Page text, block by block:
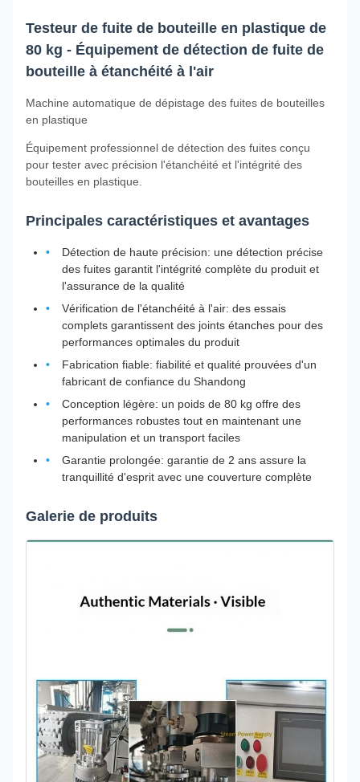
Testeur de fuite de bouteille en plastique de
80 kg - Équipement de détection de fuite de
bouteille à étanchéité à l'air
Machine automatique de dépistage des fuites de bouteilles
en plastique
Équipement professionnel de détection des fuites conçu
pour tester avec précision l'étanchéité et l'intégrité des
bouteilles en plastique.
Principales caractéristiques et avantages
Détection de haute précision: une détection précise
des fuites garantit l'intégrité complète du produit et
l'assurance de la qualité
Vérification de l'étanchéité à l'air: des essais
complets garantissent des joints étanches pour des
performances optimales du produit
Fabrication fiable: fiabilité et qualité prouvées d'un
fabricant de confiance du Shandong
Conception légère: un poids de 80 kg offre des
performances robustes tout en maintenant une
manipulation et un transport faciles
Garantie prolongée: garantie de 2 ans assure la
tranquillité d'esprit avec une couverture complète
Galerie de produits